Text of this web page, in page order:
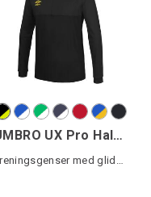
UMBRO UX Pro Half Zip
Treningsgenser med glidelås